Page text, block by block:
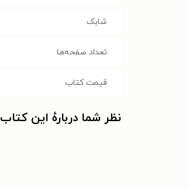
شابک
تعداد صفحه‌ها
قیمت کتاب
نظر شما دربارهٔ این کتاب